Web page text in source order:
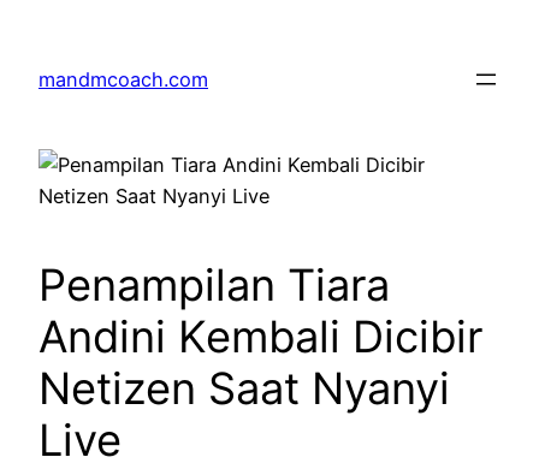
content
mandmcoach.com
Penampilan Tiara
Andini Kembali Dicibir
Netizen Saat Nyanyi
Live